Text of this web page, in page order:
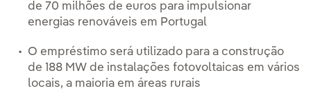
de 70 milhões de euros para impulsionar
energias renováveis em Portugal
O empréstimo será utilizado para a construção
de 188 MW de instalações fotovoltaicas em vários
locais, a maioria em áreas rurais